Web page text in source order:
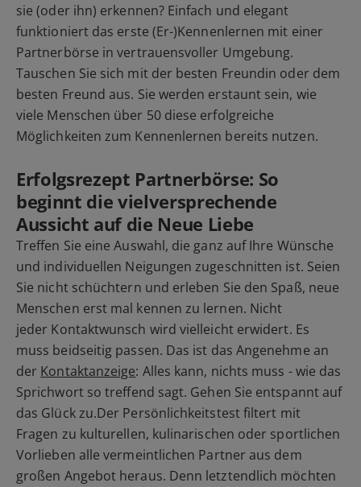
sie (oder ihn) erkennen? Einfach und elegant
funktioniert das erste (Er-)Kennenlernen mit einer
Partnerbörse in vertrauensvoller Umgebung.
Tauschen Sie sich mit der besten Freundin oder dem
besten Freund aus. Sie werden erstaunt sein, wie
viele Menschen über 50 diese erfolgreiche
Möglichkeiten zum Kennenlernen bereits nutzen.
Erfolgsrezept Partnerbörse: So
beginnt die vielversprechende
Aussicht auf die Neue Liebe
Treffen Sie eine Auswahl, die ganz auf Ihre Wünsche
und individuellen Neigungen zugeschnitten ist. Seien
Sie nicht schüchtern und erleben Sie den Spaß, neue
Menschen erst mal kennen zu lernen. Nicht
jeder Kontaktwunsch wird vielleicht erwidert. Es
muss beidseitig passen. Das ist das Angenehme an
der Kontaktanzeige: Alles kann, nichts muss - wie das
Sprichwort so treffend sagt. Gehen Sie entspannt auf
das Glück zu.Der Persönlichkeitstest filtert mit
Fragen zu kulturellen, kulinarischen oder sportlichen
Vorlieben alle vermeintlichen Partner aus dem
großen Angebot heraus. Denn letztendlich möchten